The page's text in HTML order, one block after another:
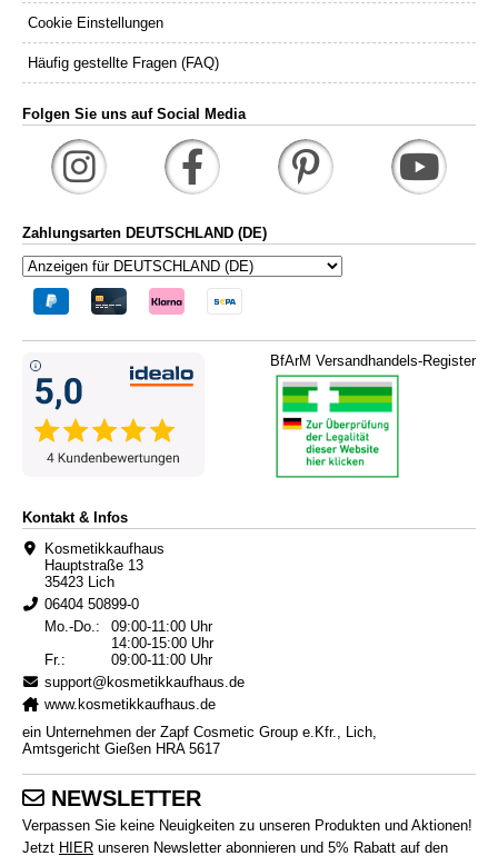
Cookie Einstellungen
Häufig gestellte Fragen (FAQ)
Folgen Sie uns auf Social Media
Zahlungsarten DEUTSCHLAND (DE)
BfArM Versandhandels-Register
Kontakt & Infos
Kosmetikkaufhaus
Hauptstraße 13
35423 Lich
06404 50899-0
Mo.-Do.:
09:00-11:00 Uhr
14:00-15:00 Uhr
Fr.:
09:00-11:00 Uhr
support@kosmetikkaufhaus.de
www.kosmetikkaufhaus.de
ein Unternehmen der Zapf Cosmetic Group e.Kfr., Lich,
Amtsgericht Gießen HRA 5617
NEWSLETTER
Verpassen Sie keine Neuigkeiten zu unseren Produkten und Aktionen!
Jetzt HIER unseren Newsletter abonnieren und 5% Rabatt auf den